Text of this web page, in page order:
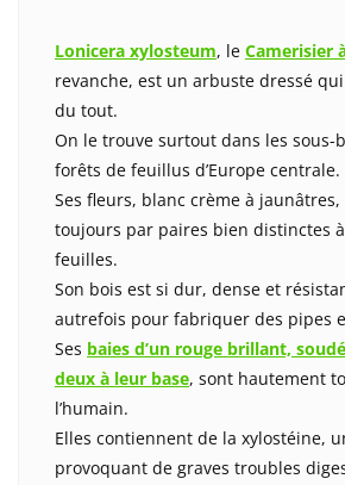
Lonicera xylosteum, le Camerisier
revanche, est un arbuste dressé
du tout.
On le trouve surtout dans les sous-
forêts de feuillus d’Europe centrale.
Ses fleurs, blanc crème à
toujours par paires bien distinctes à
feuilles.
Son bois est si dur, dense et
autrefois pour fabriquer des pipes
Ses baies d’un rouge brillant,
deux à leur base, sont hautement
l’humain.
Elles contiennent de la xylostéine,
provoquant de graves troubles